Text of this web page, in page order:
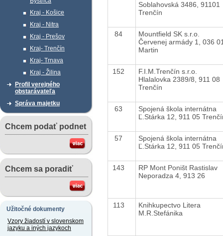
Kraj - Košice
Kraj - Nitra
Kraj - Prešov
Kraj- Trenčín
Kraj- Trnava
Kraj - Žilina
Profil verejného
obstarávateľa
Správa majetku
Chcem podať podnet
Chcem sa poradiť
Užitočné dokumenty
Vzory žiadostí v slovenskom
jazyku a iných jazykoch
Soblahovská 3486, 91101
Trenčín
84
Mountfield SK s.r.o.
Červenej armády 1, 036
Martin
152
F.I.M.Trenčín s.r.o.
Hlalalovka 2389/8, 911 08
Trenčín
63
Spojená škola internátna
Ľ.Stárka 12, 911 05
57
Spojená škola internátna
Ľ.Stárka 12, 911 05
143
RP Mont Poništ Rastislav
Neporadza 4, 913 26
113
Knihkupectvo Litera
M.R.Stefánika